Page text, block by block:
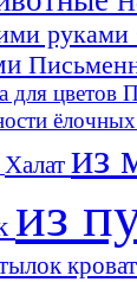
руками
для цветов
Халат из
из